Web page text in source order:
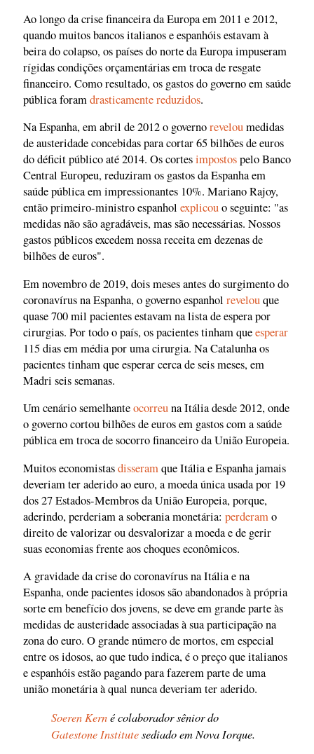
Ao longo da crise financeira da Europa em 2011 e 2012,
quando muitos bancos italianos e espanhóis estavam à
beira do colapso, os países do norte da Europa impuseram
rígidas condições orçamentárias em troca de resgate
financeiro. Como resultado, os gastos do governo em saúde
pública foramdrasticamente reduzidos.
Na Espanha, em abril de 2012 o governoreveloumedidas
de austeridade concebidas para cortar 65 bilhões de euros
do déficit público até 2014. Os cortesimpostospelo Banco
Central Europeu, reduziram os gastos da Espanha em
saúde pública em impressionantes 10%. Mariano Rajoy,
então primeiro-ministro espanhol explicouo seguinte: "as
medidas não são agradáveis, mas são necessárias. Nossos
gastos públicos excedem nossa receita em dezenas de
bilhões de euros".
Em novembro de 2019, dois meses antes do surgimento do
coronavírus na Espanha, o governo espanhol revelouque
quase 700 mil pacientes estavam na lista de espera por
cirurgias. Por todo o país, os pacientes tinham queesperar
115 dias em média por uma cirurgia. Na Catalunha os
pacientes tinham que esperar cerca de seis meses, em
Madri seis semanas.
Um cenário semelhanteocorreuna Itália desde 2012, onde
o governo cortou bilhões de euros em gastos com a saúde
pública em troca de socorro financeiro da União Europeia.
Muitos economistasdisseramque Itália e Espanha jamais
deveriam ter aderido ao euro, a moeda única usada por 19
dos 27 Estados-Membros da União Europeia, porque,
aderindo, perderiam a soberania monetária: perderamo
direito de valorizar ou desvalorizar a moeda e de gerir
suas economias frente aos choques econômicos.
A gravidade da crise do coronavírus na Itália e na
Espanha, onde pacientes idosos são abandonados à própria
sorte em benefício dos jovens, se deve em grande parte às
medidas de austeridade associadas à sua participação na
zona do euro. O grande número de mortos, em especial
entre os idosos, ao que tudo indica, é o preço que italianos
e espanhóis estão pagando para fazerem parte de uma
união monetária à qual nunca deveriam ter aderido.
Soeren Kerné colaborador sênior do
Gatestone Institutesediado em Nova Iorque.